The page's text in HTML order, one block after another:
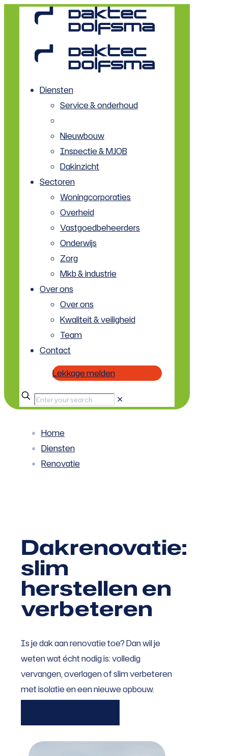
Diensten
Service & onderhoud
Nieuwbouw
Inspectie & MJOB
Dakinzicht
Sectoren
Woningcorporaties
Overheid
Vastgoedbeheerders
Onderwijs
Zorg
Mkb & industrie
Over ons
Over ons
Kwaliteit & veiligheid
Team
Contact
Lekkage melden
✕
Home
Diensten
Renovatie
Dakrenovatie:
slim
herstellen en
verbeteren
Is je dak aan renovatie toe? Dan wil je
weten wat écht nodig is: volledig
vervangen, overlagen of slim verbeteren
met isolatie en een nieuwe opbouw.